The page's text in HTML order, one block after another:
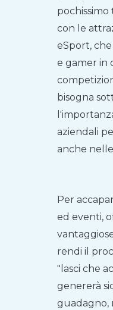
con le
eSport,
e gamer in
bisogna
aziendali
anche
Per
ed eventi,
rendi il
"lasci che
genererà
guadagno,